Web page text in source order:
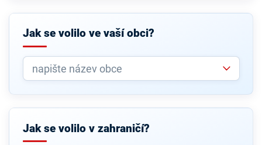
Jak se volilo ve vaší obci?
Jak se volilo v zahraničí?